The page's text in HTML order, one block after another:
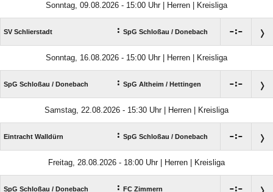
Sonntag, 09.08.2026 - 15:00 Uhr | Herren | Kreisliga
SV Schlierstadt : SpG Schloßau /​ Donebach :
Sonntag, 16.08.2026 - 15:00 Uhr | Herren | Kreisliga
SpG Schloßau /​ Donebach : SpG Altheim /​ Hettingen :
Samstag, 22.08.2026 - 15:30 Uhr | Herren | Kreisliga
Eintracht Walldürn : SpG Schloßau /​ Donebach :
Freitag, 28.08.2026 - 18:00 Uhr | Herren | Kreisliga
SpG Schloßau /​ Donebach : FC Zimmern :